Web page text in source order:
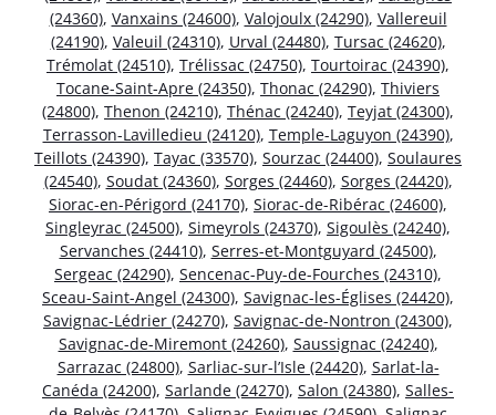
(24360), Vanxains (24600), Valojoulx (24290), Vallereuil
(24190), Valeuil (24310), Urval (24480), Tursac (24620),
Trémolat (24510), Trélissac (24750), Tourtoirac (24390),
Tocane-Saint-Apre (24350), Thonac (24290), Thiviers
(24800), Thenon (24210), Thénac (24240), Teyjat (24300),
Terrasson-Lavilledieu (24120), Temple-Laguyon (24390),
Teillots (24390), Tayac (33570), Sourzac (24400), Soulaures
(24540), Soudat (24360), Sorges (24460), Sorges (24420),
Siorac-en-Périgord (24170), Siorac-de-Ribérac (24600),
Singleyrac (24500), Simeyrols (24370), Sigoulès (24240),
Servanches (24410), Serres-et-Montguyard (24500),
Sergeac (24290), Sencenac-Puy-de-Fourches (24310),
Sceau-Saint-Angel (24300), Savignac-les-Églises (24420),
Savignac-Lédrier (24270), Savignac-de-Nontron (24300),
Savignac-de-Miremont (24260), Saussignac (24240),
Sarrazac (24800), Sarliac-sur-l’Isle (24420), Sarlat-la-
Canéda (24200), Sarlande (24270), Salon (24380), Salles-